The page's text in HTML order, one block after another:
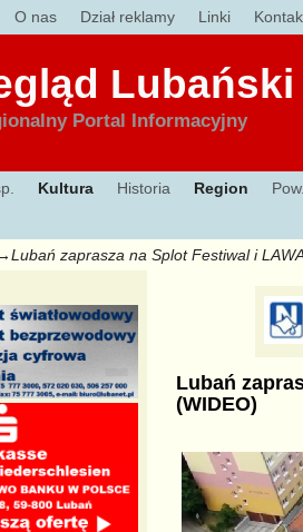
O nas Dział reklamy Linki
Lubański
Portal Informacyjny
Kultura Historia Region
Lubań zaprasza na Splot Festiwal i
Lubań
(WIDEO)